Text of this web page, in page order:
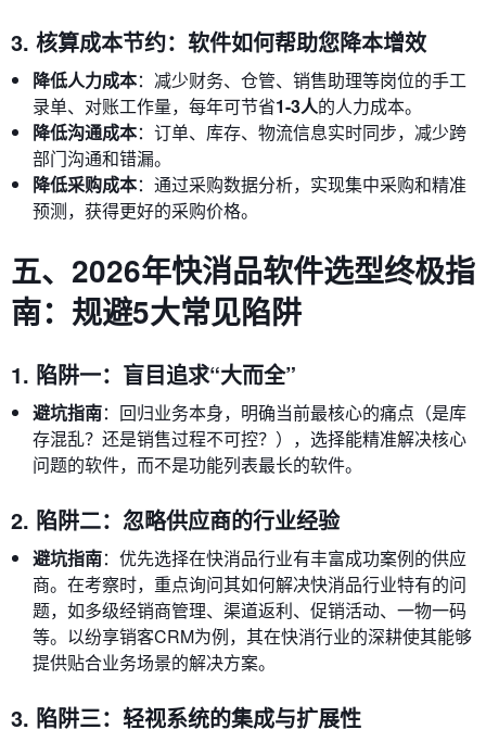
3. 核算成本节约：软件如何帮助您降本增效
降低人力成本：减少财务、仓管、销售助理等岗位的手工
录单、对账工作量，每年可节省1-3人的人力成本。
降低沟通成本：订单、库存、物流信息实时同步，减少跨
部门沟通和错漏。
降低采购成本：通过采购数据分析，实现集中采购和精准
预测，获得更好的采购价格。
五、2026年快消品软件选型终极指
南：规避5大常见陷阱
1. 陷阱一：盲目追求“大而全”
避坑指南：回归业务本身，明确当前最核心的痛点（是库
存混乱？还是销售过程不可控？），选择能精准解决核心
问题的软件，而不是功能列表最长的软件。
2. 陷阱二：忽略供应商的行业经验
避坑指南：优先选择在快消品行业有丰富成功案例的供应
商。在考察时，重点询问其如何解决快消品行业特有的问
题，如多级经销商管理、渠道返利、促销活动、一物一码
等。以纷享销客CRM为例，其在快消行业的深耕使其能够
提供贴合业务场景的解决方案。
3. 陷阱三：轻视系统的集成与扩展性